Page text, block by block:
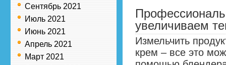
Сентябрь 2021
Июль 2021
Июнь 2021
Апрель 2021
Март 2021
увеличиваем
Измельчить
крем – все это